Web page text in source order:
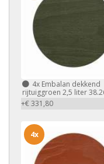
4x Embalan dekkend
rijtuiggroen 2,5 liter
+€ 331,80
4x